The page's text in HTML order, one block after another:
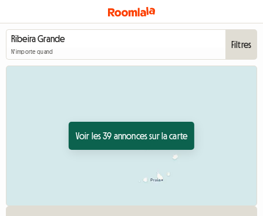
N'importe quand
Filtres
Voir les 39 annonces sur la carte